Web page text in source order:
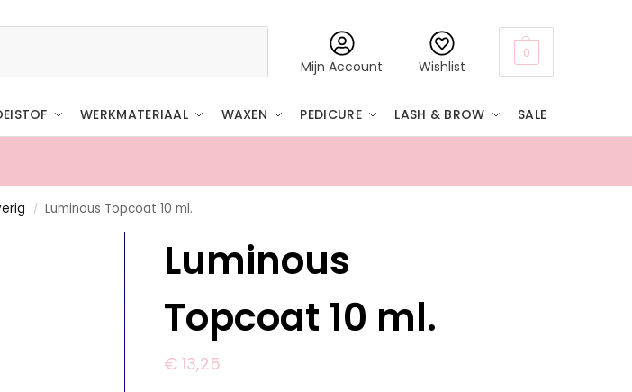
Mijn Account Wishlist
0
WERKMATERIAAL WAXEN PEDICURE LASH & BROW SALE
/ Luminous Topcoat 10 ml.
Luminous
Topcoat 10 ml.
€ 13,25